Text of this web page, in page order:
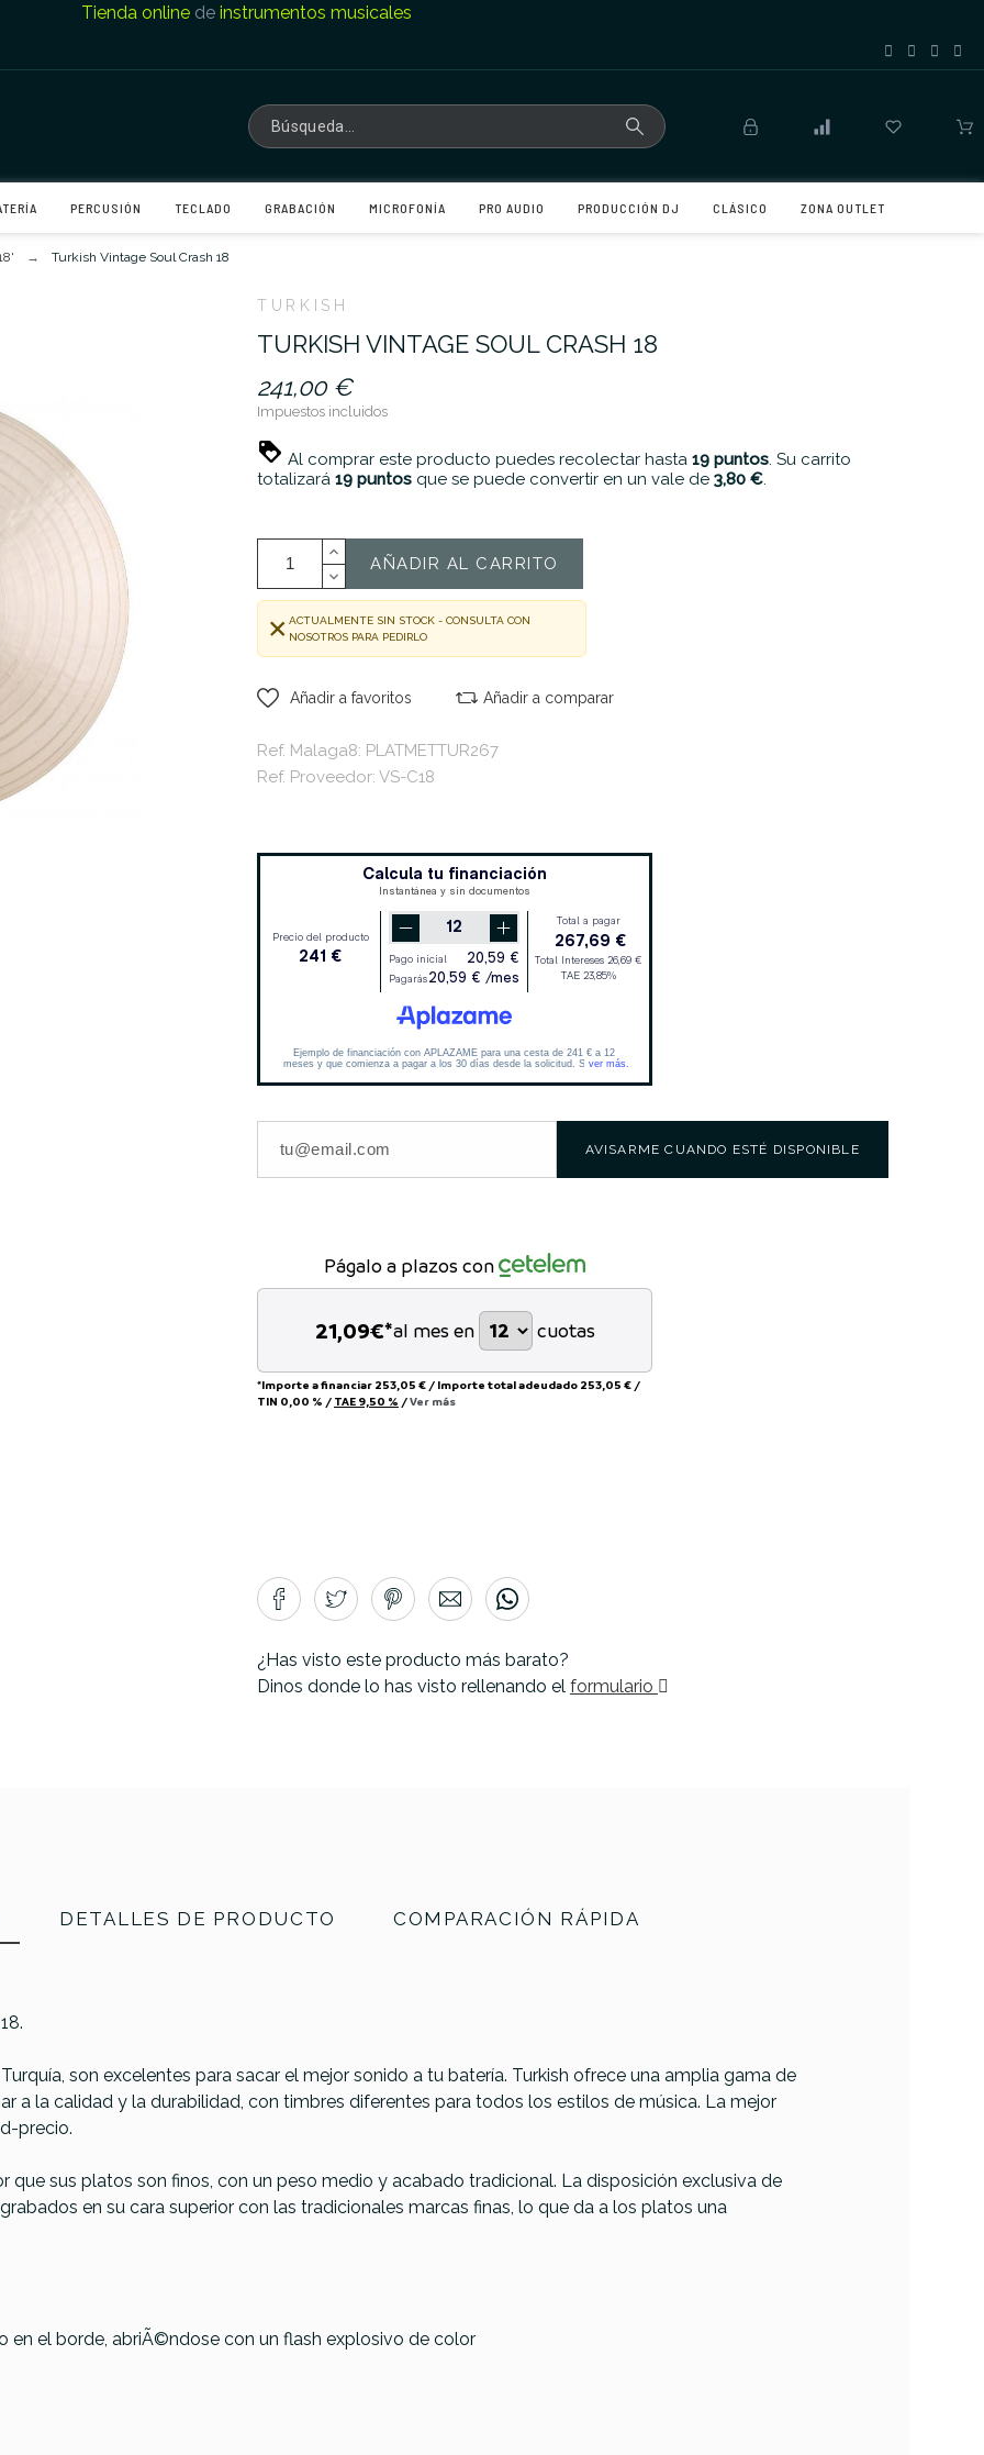
Tienda onlinede instrumentos musicales
PERCUSIÓN TECLADO GRABACIÓN MICROFONÍA PRO AUDIO PRODUCCIÓN DJ CLÁSICO ZONA OUTLET
Turkish Vintage Soul Crash 18
TURKISH
TURKISH VINTAGE SOUL CRASH 18
241,00 €
Impuestos incluidos
Al comprar este producto puedes recolectar hasta 19 puntos. Su carrito
totalizará 19 puntos que se puede convertir en un vale de 3,80 €.
AÑADIR AL CARRITO
ACTUALMENTE SIN STOCK - CONSULTA CON
NOSOTROS PARA PEDIRLO
Añadir a favoritos Añadir a comparar
Ref. Malaga8: PLATMETTUR267
Ref. Proveedor: VS-C18
AVISARME CUANDO ESTÉ DISPONIBLE
Págalo a plazos con
21,09€*al mes en cuotas
*Importe a financiar 253,05 € / Importe total adeudado 253,05 € /
TIN 0,00 % / TAE 9,50 % /Ver más
¿Has visto este producto más barato?
Dinos donde lo has visto rellenando el formulario
DETALLES DE PRODUCTO COMPARACIÓN RÁPIDA
son excelentes para sacar el mejor sonido a tu batería. Turkish ofrece una amplia gama de
a la calidad y la durabilidad, con timbres diferentes para todos los estilos de música. La mejor
precio.
que sus platos son finos, con un peso medio y acabado tradicional. La disposición exclusiva de
en su cara superior con las tradicionales marcas finas, lo que da a los platos una
en el borde, abriÃ©ndose con un flash explosivo de color